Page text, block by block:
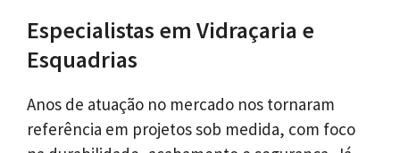
Especialistas em Vidraçaria e
Esquadrias
Anos de atuação no mercado nos tornaram
referência em projetos sob medida, com foco